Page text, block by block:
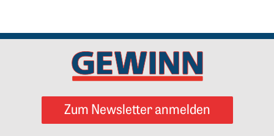
Zum Newsletter anmelden